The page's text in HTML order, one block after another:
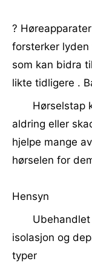
?
forsterker lyden
som kan bidra
likte tidligere .
Hørselstap
aldring eller
hjelpe mange
hørselen for
Hensyn
isolasjon og
typer